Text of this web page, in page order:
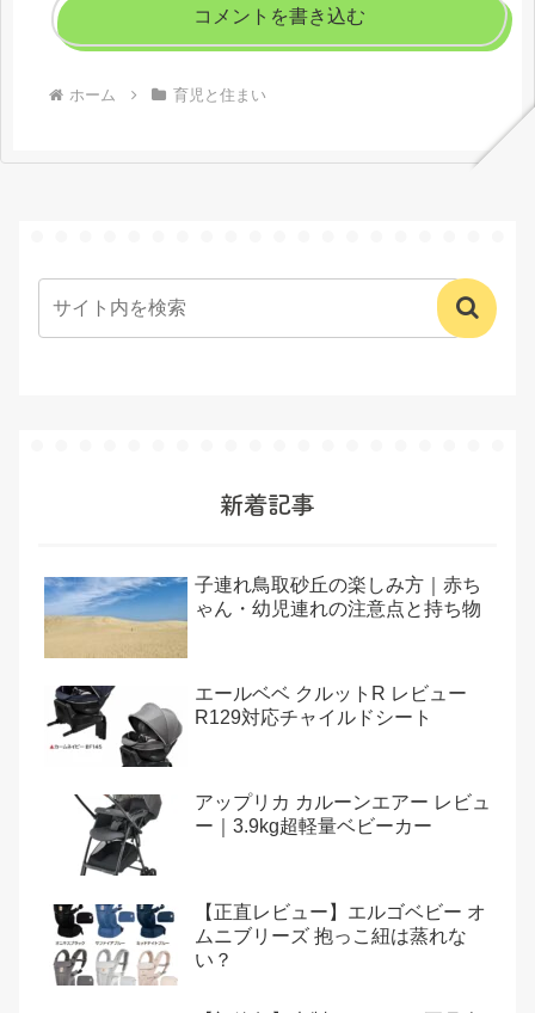
コメントを書き込む
ホーム 育児と住まい
新着記事
子連れ鳥取砂丘の楽しみ方｜赤ち
ゃん・幼児連れの注意点と持ち物
エールベベ クルットR レビュー
R129対応チャイルドシート
アップリカ カルーンエアー レビュ
ー｜3.9kg超軽量ベビーカー
【正直レビュー】エルゴベビー オ
ムニブリーズ 抱っこ紐は蒸れな
い？